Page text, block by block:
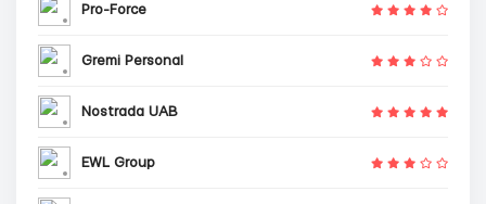
Pro-Force
Gremi Personal
Nostrada UAB
EWL Group